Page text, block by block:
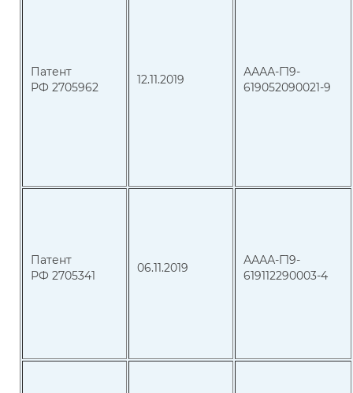
Патент
РФ 2705962
12.11.2019
АААА-Г19-
619052090021-9
Патент
РФ 2705341
06.11.2019
АААА-Г19-
619112290003-4